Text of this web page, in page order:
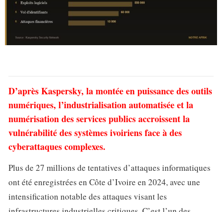
D’après Kaspersky, la montée en puissance des outils
numériques, l’industrialisation automatisée et la
numérisation des services publics accroissent la
vulnérabilité des systèmes ivoiriens face à des
cyberattaques complexes.
Plus de 27 millions de tentatives d’attaques informatiques
ont été enregistrées en Côte d’Ivoire en 2024, avec une
intensification notable des attaques visant les